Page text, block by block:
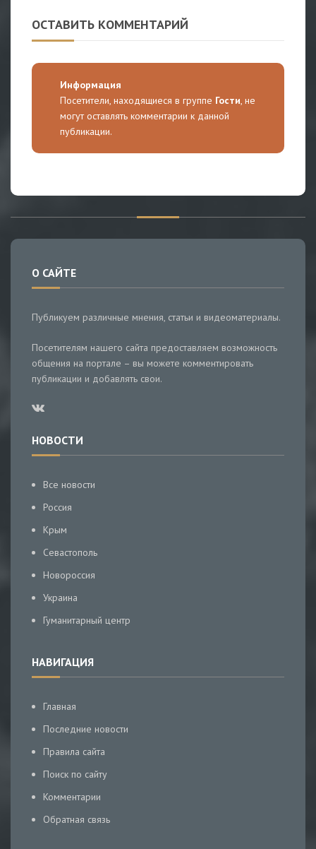
ОСТАВИТЬ КОММЕНТАРИЙ
Информация
Посетители, находящиеся в группе Гости, не
могут оставлять комментарии к данной
публикации.
О САЙТЕ
Публикуем различные мнения, статьи и видеоматериалы.
Посетителям нашего сайта предоставляем возможность
общения на портале – вы можете комментировать
публикации и добавлять свои.
НОВОСТИ
Все новости
Россия
Крым
Севастополь
Новороссия
Украина
Гуманитарный центр
НАВИГАЦИЯ
Главная
Последние новости
Правила сайта
Поиск по сайту
Комментарии
Обратная связь